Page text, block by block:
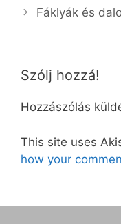
Fáklyák és
Szólj hozzá!
Hozzászólás
This site uses
how your